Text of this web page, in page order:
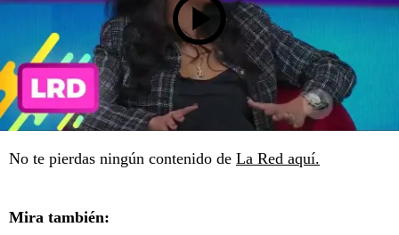
No te pierdas ningún contenido de La Red aquí.
Mira también: